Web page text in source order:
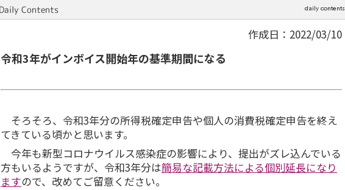
作成日：2022/03/10
令和3年がインボイス開始年の基準期間になる
そろそろ、令和3年分の所得税確定申告や個人の消費税確定申告を終え
てきている頃かと思います。
今年も新型コロナウイルス感染症の影響により、提出がズレ込んでいる
方もいるようですが、令和3年分は簡易な記載方法による個別延長になり
ますので、改めてご留意ください。